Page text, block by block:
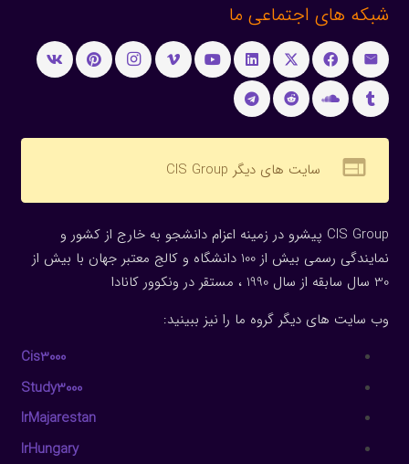
شبکه های اجتماعی ما
web سایت های دیگر CIS Group
CIS Group پیشرو در زمینه اعزام دانشجو به خارج از کشور و
نمایندگی رسمی بیش از 100 دانشگاه و کالج معتبر جهان با بیش از
30 سال سابقه از سال 1990 ، مستقر در ونکوور کانادا
وب سایت های دیگر گروه ما را نیز ببینید:
Cis3000
Study3000
IrMajarestan
IrHungary